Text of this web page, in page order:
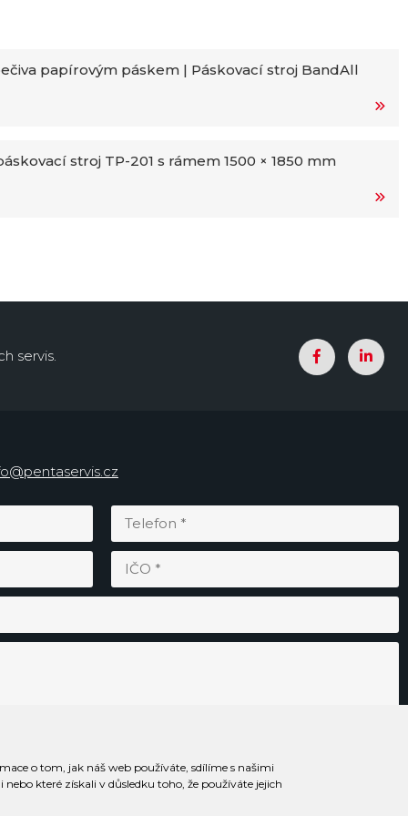
papírovým páskem | Páskovací stroj BandAll
stroj TP-201 s rámem 1500 × 1850 mm
servis.
Odesláním souhlasím sezpracováním osobních údajů
o tom, jak náš web používáte, sdílíme s našimi
které získali v důsledku toho, že používáte jejich